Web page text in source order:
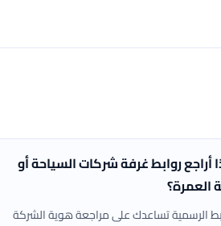
أراجع روابط غرفة شركات السياحة أو
العمرة؟
الرسمية تساعدك على مراجعة هوية الشركة